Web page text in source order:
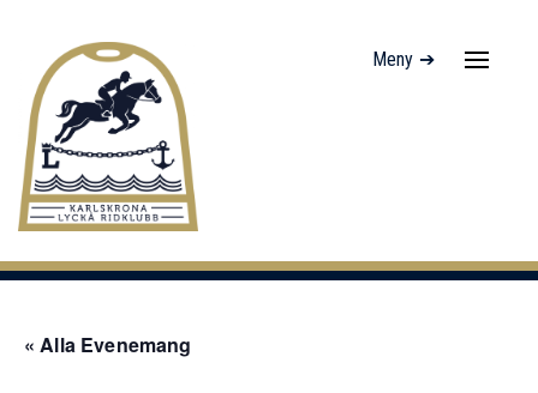
Meny ➔
« Alla Evenemang